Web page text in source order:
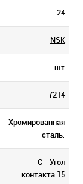
24
NSK
шт
7214
Хромированная
сталь.
С - Угол
контакта 15